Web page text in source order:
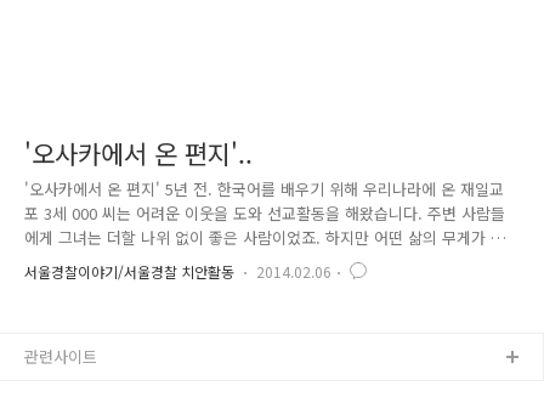
'오사카에서 온 편지'..
'오사카에서 온 편지' 5년 전. 한국어를 배우기 위해 우리나라에 온 재일교
포 3세 000 씨는 어려운 이웃을 도와 선교활동을 해왔습니다. 주변 사람들
에게 그녀는 더할 나위 없이 좋은 사람이었죠. 하지만 어떤 삶의 무게가 그
녀를 힘들게 했는지 “미안하다”는 짧은 편지와 집주인에게 줄 가스비만을
남긴 채 그녀는 스스로 짧은 생을 마감했습니다. 싸늘한 주검이 되어 있는
한걸음에 서울행 비행기에 몸을 실은 그녀의 어머니는 딸의 죽음이 믿기지
서울경찰이야기/서울경찰 치안활동 2014.02.06
관련사이트